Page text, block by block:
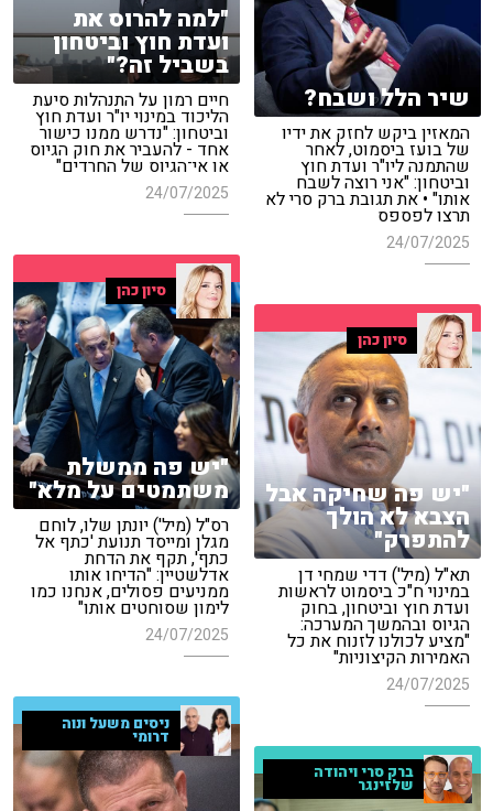
"למה להרוס את
ועדת חוץ וביטחון
בשביל זה?"
חיים רמון על התנהלות סיעת
הליכוד במינוי יו"ר ועדת חוץ
וביטחון: "נדרש ממנו כישור
אחד - להעביר את חוק הגיוס
או אי־הגיוס של החרדים"
24/07/2025
שיר הלל ושבח?
המאזין ביקש לחזק את ידיו
של בועז ביסמוט, לאחר
שהתמנה ליו"ר ועדת חוץ
וביטחון: "אני רוצה לשבח
אותו" • את תגובת ברק סרי לא
תרצו לפספס
24/07/2025
סיון כהן
"יש פה ממשלת
משתמטים על מלא"
רס"ל (מיל') יונתן שלו, לוחם
מגלן ומייסד תנועת 'כתף אל
כתף', תקף את הדחת
אדלשטיין: "הדיחו אותו
ממניעים פסולים, אנחנו כמו
לימון שסוחטים אותו"
24/07/2025
סיון כהן
"יש פה שחיקה אבל
הצבא לא הולך
להתפרק"
תא"ל (מיל') דדי שמחי דן
במינוי ח"כ ביסמוט לראשות
ועדת חוץ וביטחון, בחוק
הגיוס ובהמשך המערכה:
"מציע לכולנו לזנוח את כל
האמירות הקיצוניות"
24/07/2025
ניסים משעל ונוה
דרומי
ברק סרי ויהודה
שלזינגר